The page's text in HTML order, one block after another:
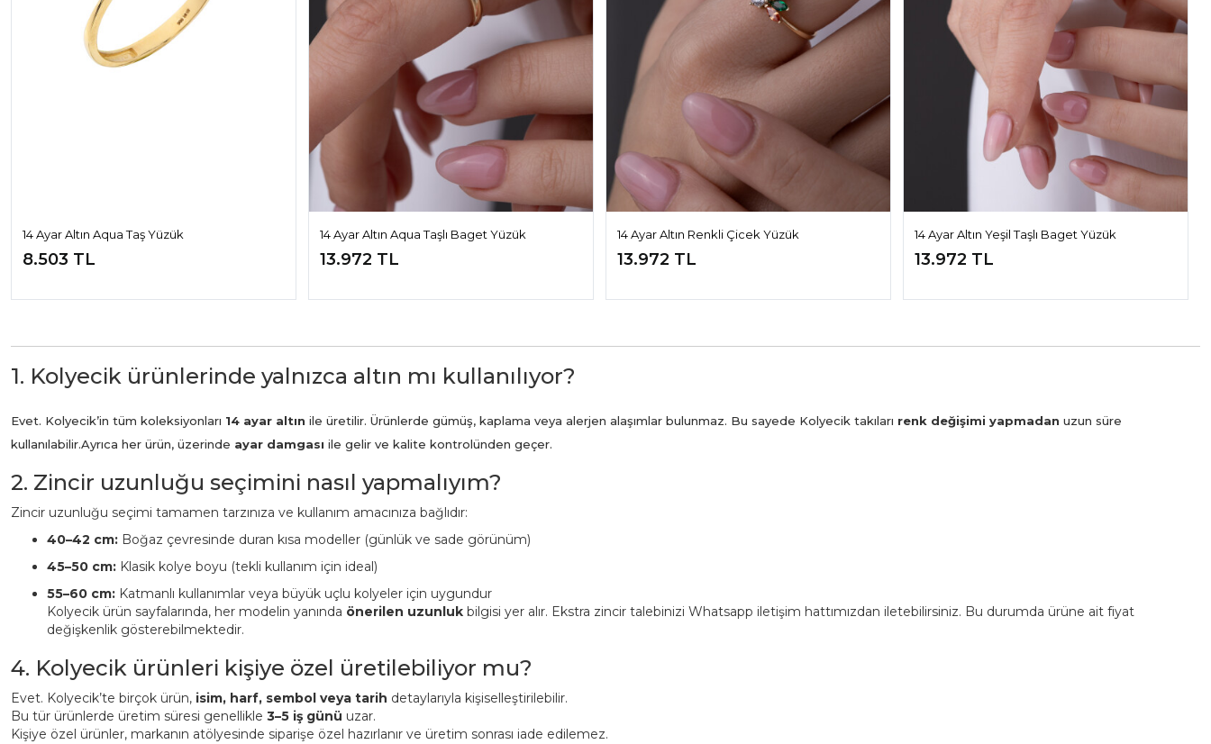
14 Ayar Altın Aqua Taş Yüzük
8.503 TL
14 Ayar Altın Aqua Taşlı Baget Yüzük
13.972 TL
14 Ayar Altın Renkli Çicek Yüzük
13.972 TL
14 Ayar Altın Yeşil Taşlı Baget Yüzük
13.972 TL
1. Kolyecik ürünlerinde yalnızca altın mı kullanılıyor?
Evet. Kolyecik’in tüm koleksiyonları 14 ayar altın ile üretilir. Ürünlerde gümüş, kaplama veya alerjen alaşımlar bulunmaz. Bu sayede Kolyecik takıları renk değişimi yapmadan uzun süre
kullanılabilir.Ayrıca her ürün, üzerinde ayar damgası ile gelir ve kalite kontrolünden geçer.
2. Zincir uzunluğu seçimini nasıl yapmalıyım?
Zincir uzunluğu seçimi tamamen tarzınıza ve kullanım amacınıza bağlıdır:
40–42 cm: Boğaz çevresinde duran kısa modeller (günlük ve sade görünüm)
45–50 cm: Klasik kolye boyu (tekli kullanım için ideal)
55–60 cm: Katmanlı kullanımlar veya büyük uçlu kolyeler için uygundur
Kolyecik ürün sayfalarında, her modelin yanında önerilen uzunluk bilgisi yer alır. Ekstra zincir talebinizi Whatsapp iletişim hattımızdan iletebilirsiniz. Bu durumda ürüne ait fiyat
değişkenlik gösterebilmektedir.
4. Kolyecik ürünleri kişiye özel üretilebiliyor mu?
Evet. Kolyecik’te birçok ürün, isim, harf, sembol veya tarih detaylarıyla kişiselleştirilebilir.
Bu tür ürünlerde üretim süresi genellikle 3–5 iş günü uzar.
Kişiye özel ürünler, markanın atölyesinde siparişe özel hazırlanır ve üretim sonrası iade edilemez.